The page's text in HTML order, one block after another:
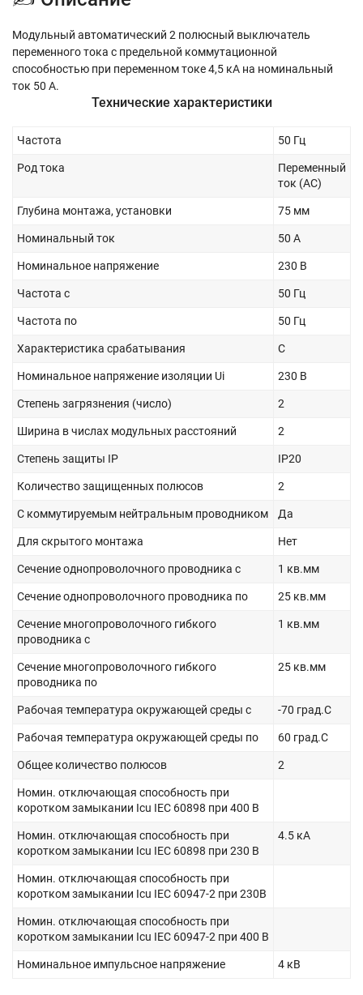
Модульный автоматический 2 полюсный выключатель
переменного тока с предельной коммутационной
способностью при переменном токе 4,5 кА на номинальный
ток 50 А.
Технические характеристики
Частота 50 Гц
Род тока
Переменный
ток (AC)
Глубина монтажа, установки 75 мм
Номинальный ток 50 А
Номинальное напряжение 230 В
Частота с 50 Гц
Частота по 50 Гц
Характеристика срабатывания C
Номинальное напряжение изоляции Ui 230 В
Степень загрязнения (число) 2
Ширина в числах модульных расстояний 2
Степень защиты IP IP20
Количество защищенных полюсов 2
С коммутируемым нейтральным проводником Да
Для скрытого монтажа Нет
Сечение однопроволочного проводника с 1 кв.мм
Сечение однопроволочного проводника по 25 кв.мм
Сечение многопроволочного гибкого
проводника с
1 кв.мм
Сечение многопроволочного гибкого
проводника по
25 кв.мм
Рабочая температура окружающей среды с -70 град.C
Рабочая температура окружающей среды по 60 град.C
Общее количество полюсов 2
Номин. отключающая способность при
коротком замыкании Icu IEC 60898 при 400 В
Номин. отключающая способность при
коротком замыкании Icu IEC 60898 при 230 В
4.5 кА
Номин. отключающая способность при
коротком замыкании Icu IEC 60947-2 при 230В
Номин. отключающая способность при
коротком замыкании Icu IEC 60947-2 при 400 В
Номинальное импульсное напряжение 4 кВ